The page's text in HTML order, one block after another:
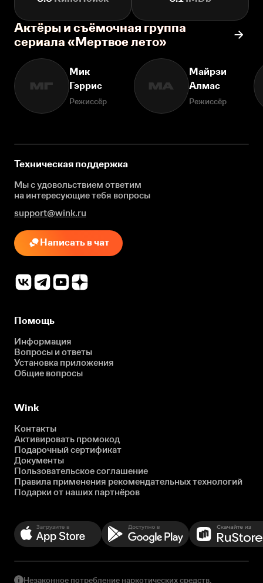
Актёры и съёмочная группа
сериала «Мертвое лето»
МГ
Мик
Гэррис
Режиссёр
МА
Майрзи
Алмас
Режиссёр
Техническая поддержка
Мы с удовольствием ответим
на интересующиетебя вопросы
support@wink.ru
Написать в чат
Помощь
Информация
Вопросы и ответы
Установка приложения
Общие вопросы
Wink
Контакты
Активировать промокод
Подарочный сертификат
Документы
Пользовательское соглашение
Правила применения рекомендательных технологий
Подарки от наших партнёров
Незаконное потребление наркотических средств,